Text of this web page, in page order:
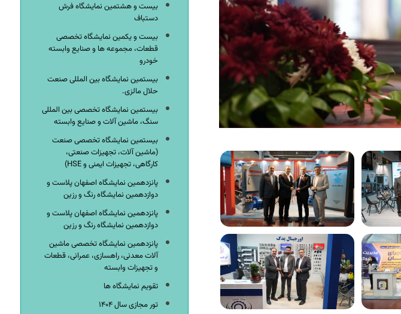
بیست و هشتمین نمایشگاه فرش
دستباف
بیست و یکمین نمایشگاه تخصصی
قطعات، مجموعه ها و صنایع وابسته
خودرو
بیستمین نمایشگاه بین المللی صنعت
حلال مالزی.
بیستمین نمایشگاه تخصصی بین المللی
سنگ، ماشین آلات و صنایع وابسته
بیستمین نمایشگاه تخصصی صنعت
(ماشین آلات، تجهیزات صنعتی،
کارگاهی، تجهیزات ایمنی و HSE)
پانزدهمین نمایشگاه اصفهان پلاست و
دوازدهمین نمایشگاه رنگ و رزین
پانزدهمین نمایشگاه اصفهان پلاست و
دوازدهمین نمایشگاه رنگ و رزین
پانزدهمین نمایشگاه تخصصی ماشین
آلات معدنی، راهسازی، عمرانی، قطعات
و تجهیزات وابسته
تقویم نمایشگاه ها
تور مجازی سال ۱۴۰۴